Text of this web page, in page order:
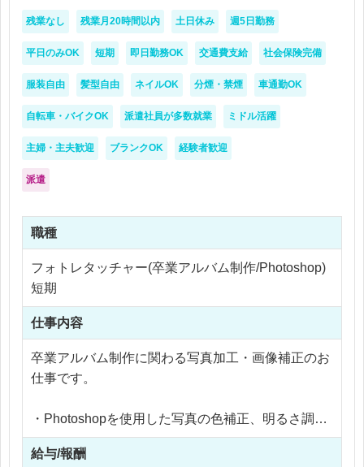
残業なし 残業月20時間以内 土日休み 週5日勤務
平日のみOK 短期 即日勤務OK 交通費支給 社会保険完備
服装自由 髪型自由 ネイルOK 分煙・禁煙 車通勤OK
自転車・バイクOK 派遣社員が多数就業 ミドル活躍
主婦・主夫歓迎 ブランクOK 経験者歓迎
派遣
職種
フォトレタッチャー(卒業アルバム制作/Photoshop)
短期
仕事内容
卒業アルバム制作に関わる写真加工・画像補正のお
仕事です。
・Photoshopを使用した写真の色補正、明るさ調整
・人物写真のレタッチ（肌補正・トリミング等）
・Illustratorを使用した簡単なレイアウト補助
給与/報酬